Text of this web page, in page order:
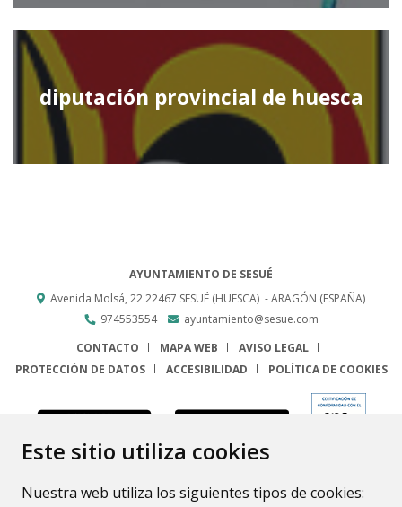
Este sitio utiliza cookies
Nuestra web utiliza los siguientes tipos de cookies:
diputación provincial de huesca
AYUNTAMIENTO DE SESUÉ
Avenida Molsá, 2222467 SESUÉ (HUESCA) - ARAGÓN (ESPAÑA)
974553554
ayuntamiento@sesue.com
CONTACTO
MAPA WEB
AVISO LEGAL
PROTECCIÓN DE DATOS
ACCESIBILIDAD POLÍTICA DE COOKIES